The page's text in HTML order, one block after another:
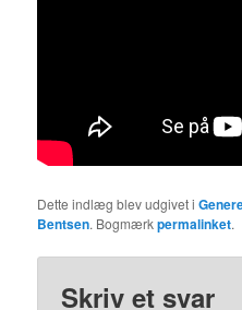
Dette indlæg blev udgivet i
Bentsen. Bogmærkpermalinket.
Skriv et svar